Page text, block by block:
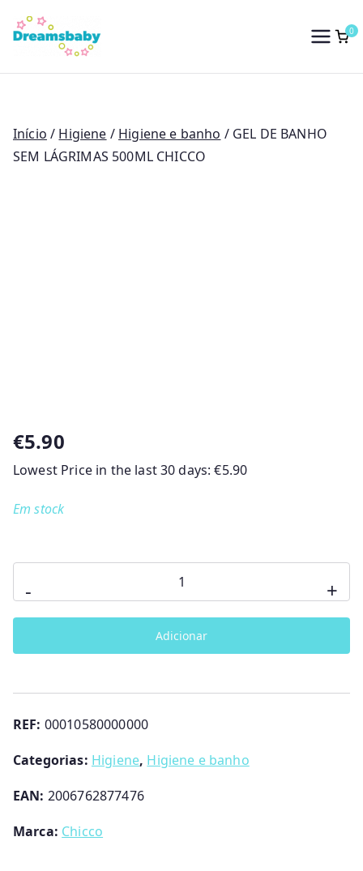
para
conteúdo
Dreams Baby
0
Início / Higiene / Higiene e banho / GEL DE BANHO
SEM LÁGRIMAS 500ML CHICCO
€5.90
Lowest Price in the last 30 days:€5.90
Em stock
-
de
GEL
500ML
CHICCO
+
Adicionar
REF: 00010580000000
Categorias: Higiene, Higiene e banho
EAN: 2006762877476
Marca: Chicco